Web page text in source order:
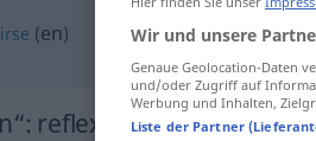
(en)
: reflexives Verb
Wir und unsere
Genaue Geolocation-Daten
und/oder Zugriff auf
Werbung und Inhalten,
Liste der Partner